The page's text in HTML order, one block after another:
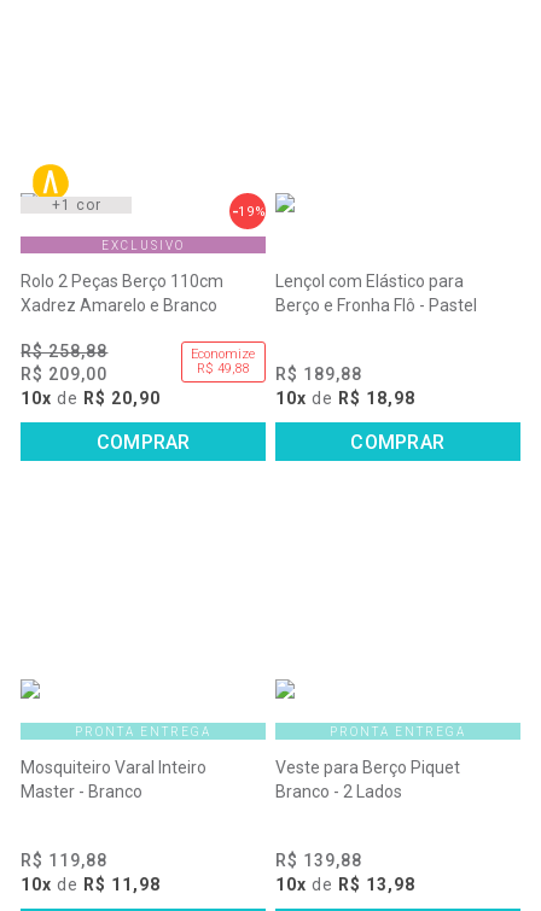
19%
+1 cor
EXCLUSIVO
Rolo 2 Peças Berço 110cm
Xadrez Amarelo e Branco
R$ 258,88
R$ 209,00
Economize
R$ 49,88
10x de R$ 20,90
COMPRAR
Lençol com Elástico para
Berço e Fronha Flô - Pastel
R$ 189,88
10x de R$ 18,98
COMPRAR
PRONTA ENTREGA
Mosquiteiro Varal Inteiro
Master - Branco
R$ 119,88
10x de R$ 11,98
PRONTA ENTREGA
Veste para Berço Piquet
Branco - 2 Lados
R$ 139,88
10x de R$ 13,98